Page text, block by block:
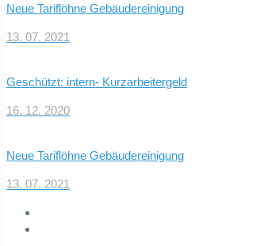
Neue Tariflöhne Gebäudereinigung
13. 07. 2021
Geschützt: intern- Kurzarbeitergeld
16. 12. 2020
Neue Tariflöhne Gebäudereinigung
13. 07. 2021